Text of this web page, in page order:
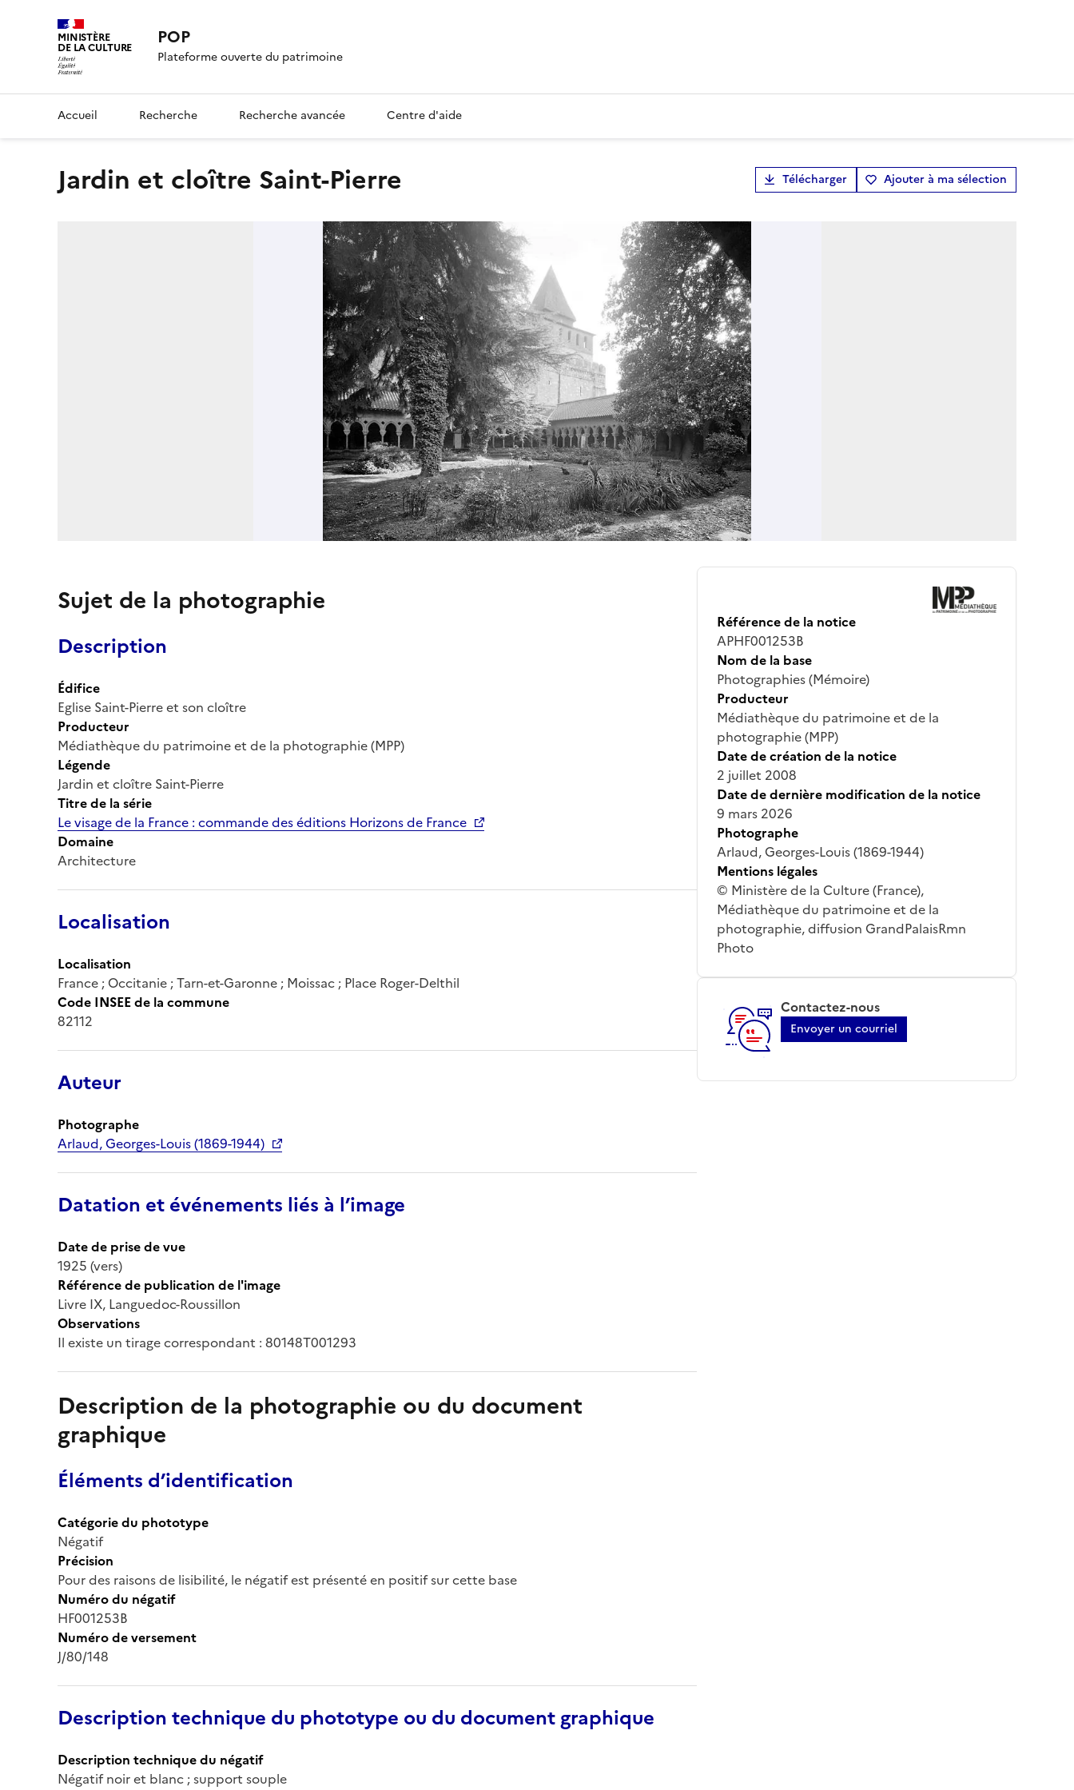
MINISTÈRE
DE LA CULTURE POP
Plateforme ouverte du patrimoine
Accueil Recherche Recherche avancée Centre d'aide
Jardin et cloître Saint-Pierre Télécharger Ajouter à ma sélection
Sujet de la photographie
Description
Édifice
Eglise Saint-Pierre et son cloître
Producteur
Médiathèque du patrimoine et de la photographie (MPP)
Légende
Jardin et cloître Saint-Pierre
Titre de la série
Le visage de la France : commande des éditions Horizons de France
Domaine
Architecture
Localisation
Localisation
France ; Occitanie ; Tarn-et-Garonne ; Moissac ; Place Roger-Delthil
Code INSEE de la commune
82112
Auteur
Photographe
Arlaud, Georges-Louis (1869-1944)
Datation et événements liés à l’image
Date de prise de vue
1925 (vers)
Référence de publication de l'image
Livre IX, Languedoc-Roussillon
Observations
Il existe un tirage correspondant : 80148T001293
Description de la photographie ou du document
graphique
Éléments d’identification
Catégorie du phototype
Négatif
Précision
Pour des raisons de lisibilité, le négatif est présenté en positif sur cette base
Numéro du négatif
HF001253B
Numéro de versement
J/80/148
Description technique du phototype ou du document graphique
Description technique du négatif
Négatif noir et blanc ; support souple
Référence de la notice
APHF001253B
Nom de la base
Photographies (Mémoire)
Producteur
Médiathèque du patrimoine et de la
photographie (MPP)
Date de création de la notice
2 juillet 2008
Date de dernière modification de la notice
9 mars 2026
Photographe
Arlaud, Georges-Louis (1869-1944)
Mentions légales
© Ministère de la Culture (France),
Médiathèque du patrimoine et de la
photographie, diffusion GrandPalaisRmn
Photo
Contactez-nous
Envoyer un courriel